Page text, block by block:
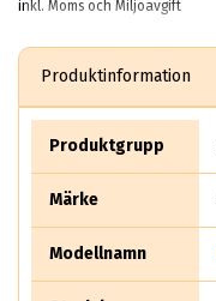
inkl. Moms och Miljöavgift
Produktinformation
Produktgrupp
Märke
Modellnamn